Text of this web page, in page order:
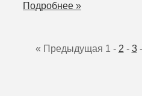
Подробнее »
« Предыдущая 1 - 2 - 3